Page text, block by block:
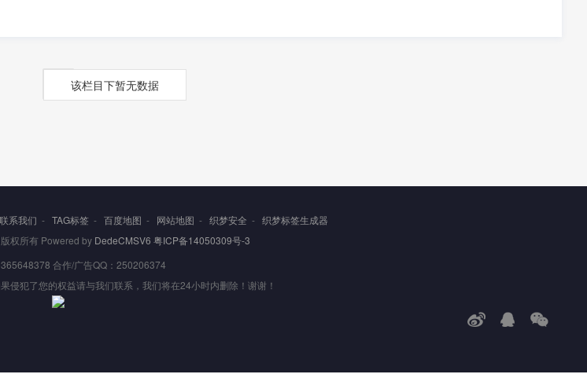
该栏目下暂无数据
联系我们 - TAG标签 - 百度地图 - 网站地图 - 织梦安全 - 织梦标签生成器
权所有 Powered by DedeCMSV6 粤ICP备14050309号-3
合作/广告QQ：250206374
侵犯了您的权益请与我们联系，我们将在24小时内删除！谢谢！